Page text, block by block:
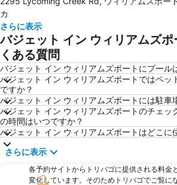
カ
さらに表示
バジェット イン ウィリアムズポ
くある質問
バジェット イン ウィリアムズポートにプール
バジェット イン ウィリアムズポートではペッ
ですか？
バジェット イン ウィリアムズポートには駐車
バジェット イン ウィリアムズポートのチェッ
の時間はいつですか？
バジェット イン ウィリアムズポートはどこに
さらに表示
各予約サイトからトリバゴに提供される料金
変化しています。そのためトリバゴでご覧に